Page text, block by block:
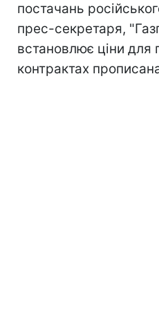
постачань
прес-секретаря,
встановлює ціни для
контрактах